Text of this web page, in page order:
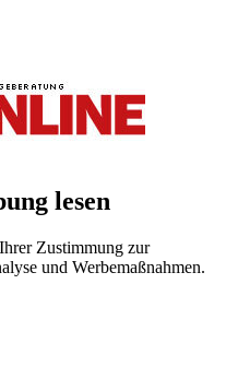
lesen
Zustimmung zur
und Werbemaßnahmen.